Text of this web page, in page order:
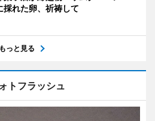
採れた卵、祈祷して
もっと見る
トフラッシュ